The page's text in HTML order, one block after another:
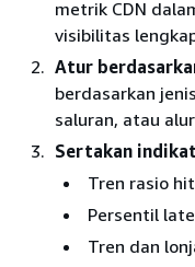
metrik CDN
visibilitas
Atur
berdasarkan
saluran, atau
Sertakan
Tren rasio
Persentil
Tren dan